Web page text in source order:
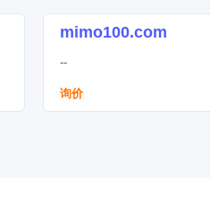
mimo100.com
--
询价